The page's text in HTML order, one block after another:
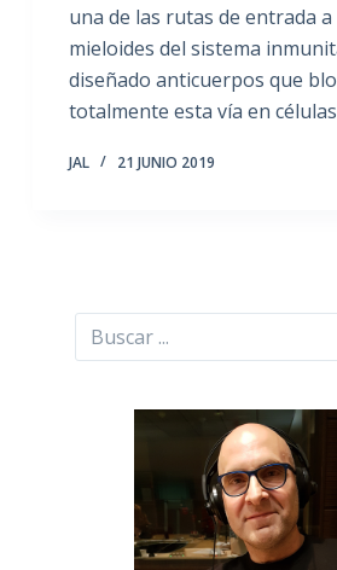
una de las rutas de entrada a
mieloides del sistema
diseñado anticuerpos que
totalmente esta vía en
JAL 21 JUNIO 2019
Buscar